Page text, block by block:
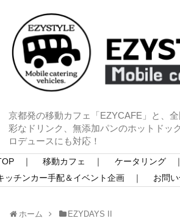
京都発の移動カフェ「EZYCAFE」と、
彩なドリンク、無添加パンのホットドッ
ロデュースにも対応！
｜ 移動カフェ ｜ ケータリング ｜
ッチンカー手配＆イベント企画 ｜
お問
ホーム EZYDAYS II